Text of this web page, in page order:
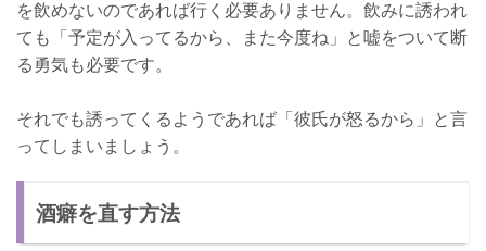
を飲めないのであれば行く必要ありません。飲みに誘われ
ても「予定が入ってるから、また今度ね」と嘘をついて断
る勇気も必要です。
それでも誘ってくるようであれば「彼氏が怒るから」と言
ってしまいましょう。
酒癖を直す方法